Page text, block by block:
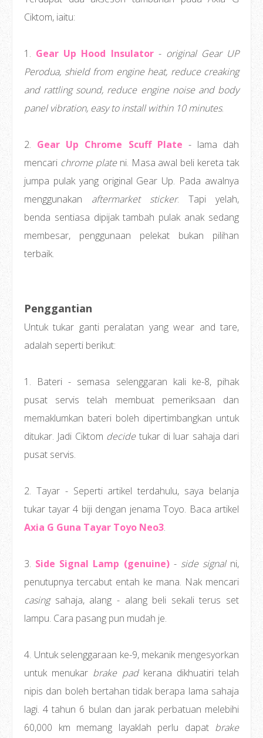
Ciktom, iaitu:
1. Gear Up Hood Insulator- original Gear UP
Perodua, shield from engine heat, reduce creaking
and rattling sound, reduce engine noise and body
panel vibration, easy to install within 10 minutes.
2. Gear Up Chrome Scuff Plate - lama dah
mencari chrome plateni. Masa awal beli kereta tak
jumpa pulak yang original Gear Up. Pada awalnya
menggunakan aftermarket sticker. Tapi yelah,
benda sentiasa dipijak tambah pulak anak sedang
membesar, penggunaan pelekat bukan pilihan
terbaik.
Penggantian
Untuk tukar ganti peralatan yang wear and tare,
adalah seperti berikut:
1. Bateri - semasa selenggaran kali ke-8, pihak
pusat servis telah membuat pemeriksaan dan
memaklumkan bateri boleh dipertimbangkan untuk
ditukar. Jadi Ciktom decidetukar di luar sahaja dari
pusat servis.
2. Tayar - Seperti artikel terdahulu, saya belanja
tukar tayar 4 biji dengan jenama Toyo. Baca artikel
Axia G Guna Tayar Toyo Neo3.
3. Side Signal Lamp (genuine)- side signalni,
penutupnya tercabut entah ke mana. Nak mencari
casingsahaja, alang - alang beli sekali terus set
lampu. Cara pasang pun mudah je.
4. Untuk selenggaraan ke-9, mekanik mengesyorkan
untuk menukar brake padkerana dikhuatiri telah
nipis dan boleh bertahan tidak berapa lama sahaja
lagi. 4 tahun 6 bulan dan jarak perbatuan melebihi
60,000 km memang layaklah perlu dapat brake